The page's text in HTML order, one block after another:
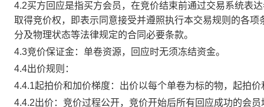
4.2买方回应是指买方会员，在竞价结束前通过交易系统表
取得竞价权，即表示同意接受并遵照执行本交易规则的各
分及物理状态等法律规定的合同必要条款。
4.3竞价保证金：单卷资源，回应时无须冻结资金。
4.4出价规则：
4.4.1起拍价和加价梯度：出价以每个单卷为标的物，起拍
4.4.2出价：竞价过程公开，竞价开始后所有回应成功的会